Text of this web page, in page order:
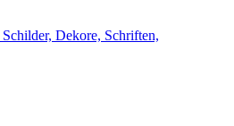
Dekore, Schriften,